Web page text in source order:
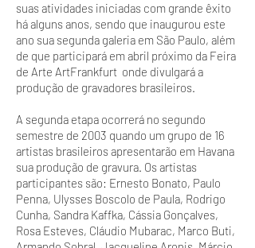
suas atividades iniciadas com grande êxito
há alguns anos, sendo que inaugurou este
ano sua segunda galeria em São Paulo, além
de que participará em abril próximo da Feira
de Arte ArtFrankfurt onde divulgará a
produção de gravadores brasileiros.
A segunda etapa ocorrerá no segundo
semestre de 2003 quando um grupo de 16
artistas brasileiros apresentarão em Havana
sua produção de gravura. Os artistas
participantes são: Ernesto Bonato, Paulo
Penna, Ulysses Boscolo de Paula, Rodrigo
Cunha, Sandra Kaffka, Cássia Gonçalves,
Rosa Esteves, Cláudio Mubarac, Marco Buti,